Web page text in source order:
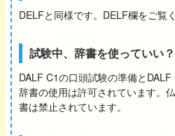
DELFと同様です。DELF欄をご覧
試験中、辞書を使っていい？
DALF C1の口頭試験の準備と
辞書の使用は許可されています。
書は禁止されています。